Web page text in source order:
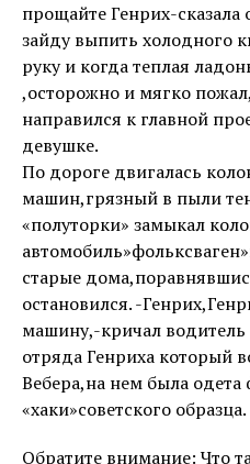
прощайте Генрих-сказала
зайду выпить холодного
руку и когда теплая
,осторожно и мягко
направился к главной
девушке.
По дороге двигалась
машин,грязный в пыли
«полуторки» замыкал
старые
остановился. -
машину,-кричал
отряда Генриха который
Вебера,на нем была одета
«хаки»советского образца.
Обратите внимание: Что